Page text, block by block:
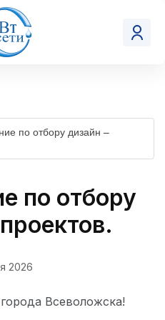
по отбору дизайн –
по отбору
2026
Всеволожска!